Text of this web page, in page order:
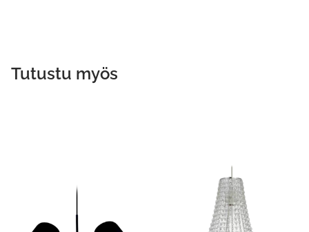
Tutustu myös